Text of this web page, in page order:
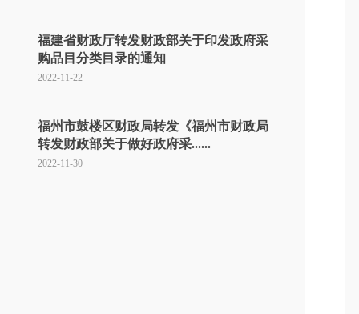
福建省财政厅转发财政部关于印发政府采
购品目分类目录的通知
2022-11-22
福州市鼓楼区财政局转发《福州市财政局
转发财政部关于做好政府采......
2022-11-30